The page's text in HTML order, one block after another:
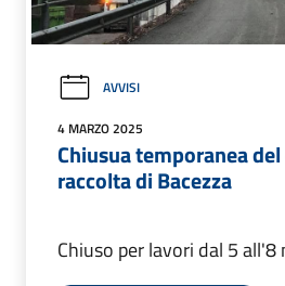
AVVISI
4 MARZO 2025
Chiusua temporanea
raccolta di Bacezza
Chiuso per lavori dal 5 all'8